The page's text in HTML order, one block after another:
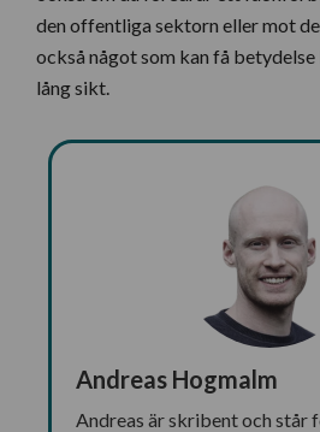
den offentliga sektorn eller mot
också något som kan få
lång sikt.
Andreas Hogmalm
Andreas är skribent och står